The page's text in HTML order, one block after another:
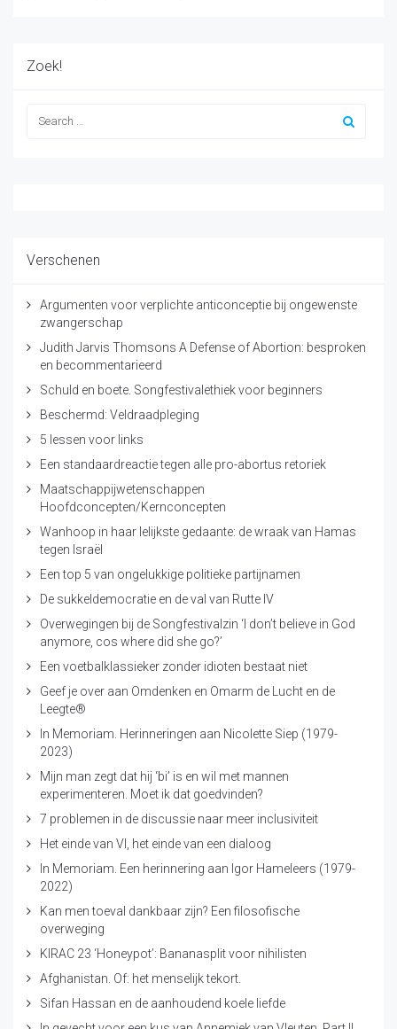
Zoek!
Verschenen
Argumenten voor verplichte anticonceptie bij ongewenste
zwangerschap
Judith Jarvis Thomsons A Defense of Abortion: besproken
en becommentarieerd
Schuld en boete. Songfestivalethiek voor beginners
Beschermd: Veldraadpleging
5 lessen voor links
Een standaardreactie tegen alle pro-abortus retoriek
Maatschappijwetenschappen
Hoofdconcepten/Kernconcepten
Wanhoop in haar lelijkste gedaante: de wraak van Hamas
tegen Israël
Een top 5 van ongelukkige politieke partijnamen
De sukkeldemocratie en de val van Rutte IV
Overwegingen bij de Songfestivalzin ‘I don’t believe in God
anymore, cos where did she go?’
Een voetbalklassieker zonder idioten bestaat niet
Geef je over aan Omdenken en Omarm de Lucht en de
Leegte®
In Memoriam. Herinneringen aan Nicolette Siep (1979-
2023)
Mijn man zegt dat hij ‘bi’ is en wil met mannen
experimenteren. Moet ik dat goedvinden?
7 problemen in de discussie naar meer inclusiviteit
Het einde van VI, het einde van een dialoog
In Memoriam. Een herinnering aan Igor Hameleers (1979-
2022)
Kan men toeval dankbaar zijn? Een filosofische
overweging
KIRAC 23 ‘Honeypot’: Bananasplit voor nihilisten
Afghanistan. Of: het menselijk tekort.
Sifan Hassan en de aanhoudend koele liefde